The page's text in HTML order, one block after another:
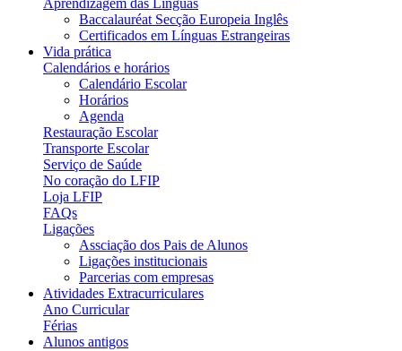
Aprendizagem das Línguas
Baccalauréat Secção Europeia Inglês
Certificados em Línguas Estrangeiras
Vida prática
Calendários e horários
Calendário Escolar
Horários
Agenda
Restauração Escolar
Transporte Escolar
Serviço de Saúde
No coração do LFIP
Loja LFIP
FAQs
Ligações
Assciação dos Pais de Alunos
Ligações institucionais
Parcerias com empresas
Atividades Extracurriculares
Ano Curricular
Férias
Alunos antigos